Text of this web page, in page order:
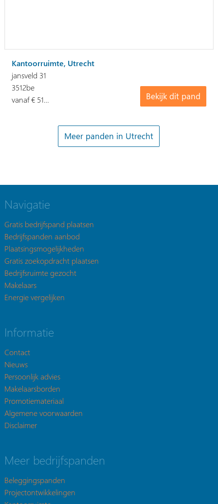
Kantoorruimte, Utrecht
jansveld 31
Bekijk dit pand
3512be
vanaf € 51…
Meer panden in Utrecht
Navigatie
Gratis bedrijfspand plaatsen
Bedrijfspanden aanbod
Plaatsingsmogelijkheden
Gratis zoekopdracht plaatsen
Bedrijfsruimte gezocht
Makelaars
Energie vergelijken
Informatie
Contact
Nieuws
Persoonlijk advies
Makelaarsborden
Promotiemateriaal
Algemene voorwaarden
Disclaimer
Meer bedrijfspanden
Beleggingspanden
Projectontwikkelingen